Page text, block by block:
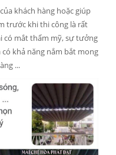
khách hàng hoặc giúp
trước khi thi công là rất
có mắt thẩm mỹ, sự tưởng
khả năng nắm bắt mong
...